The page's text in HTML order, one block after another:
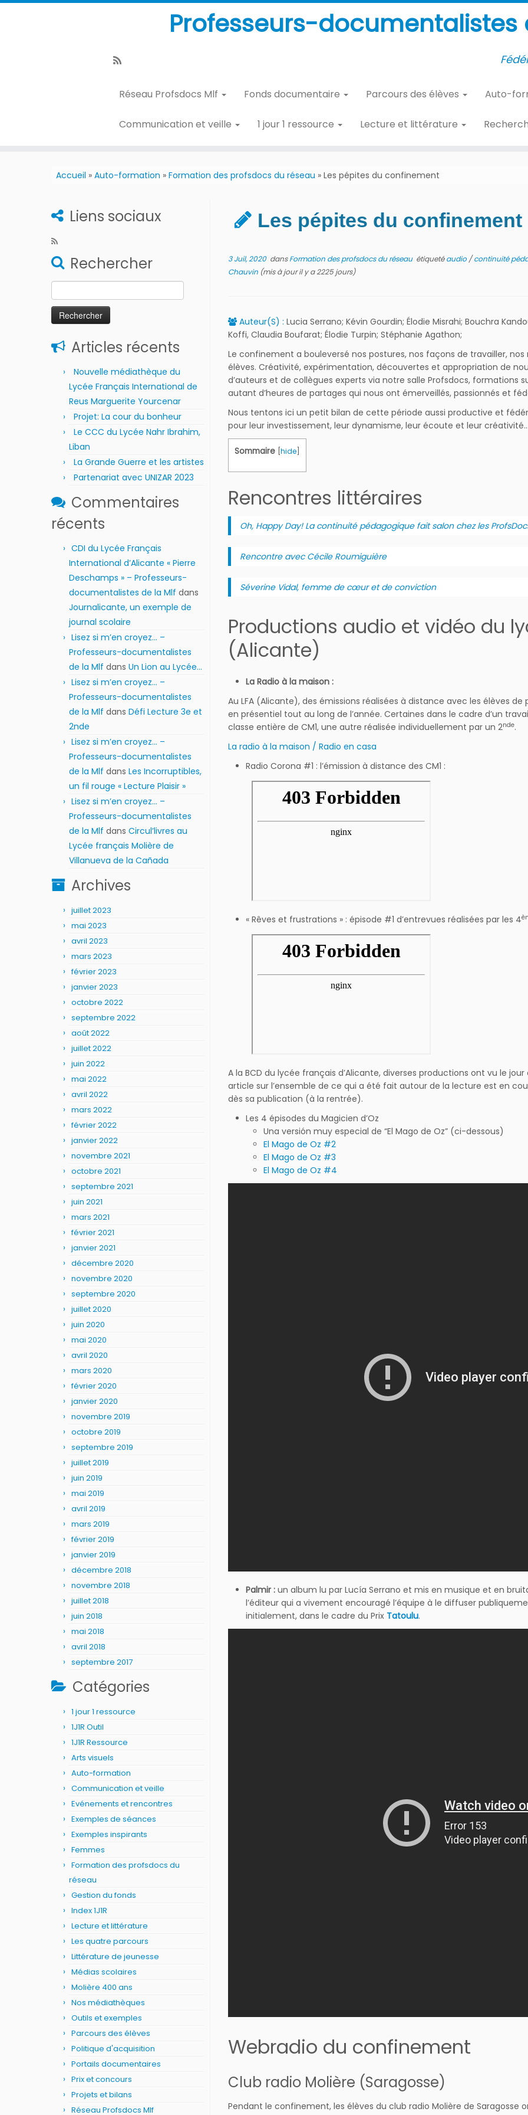
Professeurs-documentalistes
Réseau Profsdocs Mlf Fonds documentaire Parcours des élèves Auto-
Communication et veille 1 jour 1 ressource Lecture et littérature
Accueil » Auto-formation » Formation des profsdocs du réseau » Les pépites du confinement
Liens sociaux
Rechercher
Articles récents
Nouvelle médiathèque du
Lycée Français International de
Reus Marguerite Yourcenar
Projet: La cour du bonheur
Le CCC du Lycée Nahr Ibrahim,
Liban
La Grande Guerre et les artistes
Partenariat avec UNIZAR 2023
Commentaires
récents
CDI du Lycée Français
International d’Alicante « Pierre
Deschamps » – Professeurs-
documentalistes de la Mlf dans
Journalicante, un exemple de
journal scolaire
Lisez si m’en croyez… –
Professeurs-documentalistes
de la Mlf dans Un Lion au Lycée…
Lisez si m’en croyez… –
Professeurs-documentalistes
de la Mlf dans Défi Lecture 3e et
2nde
Lisez si m’en croyez… –
Professeurs-documentalistes
de la Mlf dans Les Incorruptibles,
un fil rouge « Lecture Plaisir »
Lisez si m’en croyez… –
Professeurs-documentalistes
de la Mlf dans Circul’livres au
Lycée français Molière de
Villanueva de la Cañada
Archives
juillet 2023
mai 2023
avril 2023
mars 2023
février 2023
janvier 2023
octobre 2022
septembre 2022
août 2022
juillet 2022
juin 2022
mai 2022
avril 2022
mars 2022
février 2022
janvier 2022
novembre 2021
octobre 2021
septembre 2021
juin 2021
mars 2021
février 2021
janvier 2021
décembre 2020
novembre 2020
septembre 2020
juillet 2020
juin 2020
mai 2020
avril 2020
mars 2020
février 2020
janvier 2020
novembre 2019
octobre 2019
septembre 2019
juillet 2019
juin 2019
mai 2019
avril 2019
mars 2019
février 2019
janvier 2019
décembre 2018
novembre 2018
juillet 2018
juin 2018
mai 2018
avril 2018
septembre 2017
Catégories
1 jour 1 ressource
1J1R Outil
1J1R Ressource
Arts visuels
Auto-formation
Communication et veille
Evénements et rencontres
Exemples de séances
Exemples inspirants
Femmes
Formation des profsdocs du
réseau
Gestion du fonds
Index 1J1R
Lecture et littérature
Les quatre parcours
Littérature de jeunesse
Médias scolaires
Molière 400 ans
Nos médiathèques
Outils et exemples
Parcours des élèves
Politique d'acquisition
Portails documentaires
Prix et concours
Projets et bilans
Réseau Profsdocs Mlf
Les pépites du confinement
3 Juil, 2020dansFormation des profsdocs du réseau étiquetéaudio /continuité
Chauvin (mis à jour il y a 2225 jours)
Auteur(S) : Lucia Serrano; Kévin Gourdin; Élodie Misrahi; Bouchra
Koffi, Claudia Boufarat; Élodie Turpin; Stéphanie Agathon;
Le confinement a bouleversé nos postures, nos façons de travailler,
élèves. Créativité, expérimentation, découvertes et appropriation de
d’auteurs et de collègues experts via notre salle Profsdocs, formations
autant d’heures de partages qui nous ont émerveillés, passionnés et
Nous tentons ici un petit bilan de cette période aussi productive et
pour leur investissement, leur dynamisme, leur écoute et leur
Sommaire hide
Rencontres littéraires
Oh, Happy Day! La continuité pédagogique fait salon chez les
Rencontre avec Cécile Roumiguière
Séverine Vidal, femme de cœur et de conviction
Productions audio et vidéo du
(Alicante)
La Radio à la maison :
Au LFA (Alicante), des émissions réalisées à distance avec les élèves
en présentiel tout au long de l’année. Certaines dans le cadre d’un
classe entière de CM1, une autre réalisée individuellement par un 2nde.
La radio à la maison / Radio en casa
Radio Corona #1 : l’émission à distance des CM1 :
« Rêves et frustrations » : épisode #1 d’entrevues réalisées par les 4
A la BCD du lycée français d’Alicante, diverses productions ont vu le
article sur l’ensemble de ce qui a été fait autour de la lecture est en
dès sa publication (à la rentrée).
Les 4 épisodes du Magicien d’Oz
Una versión muy especial de “El Mago de Oz” (ci-dessous)
El Mago de Oz #2
El Mago de Oz #3
El Mago de Oz #4
Palmir : un album lu par Lucía Serrano et mis en musique et en
l’éditeur qui a vivement encouragé l’équipe à le diffuser
initialement, dans le cadre du Prix Tatoulu.
Webradio du confinement
Club radio Molière (Saragosse)
Pendant le confinement, les élèves du club radio Molière de Saragosse